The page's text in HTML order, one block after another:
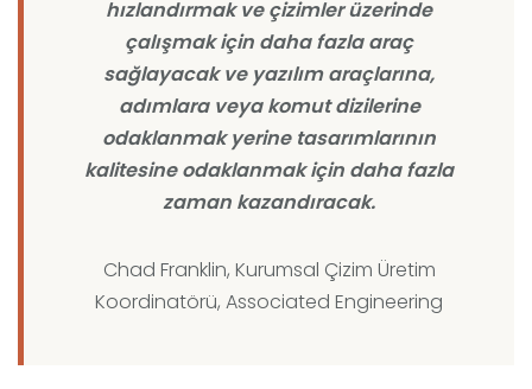
hızlandırmak ve çizimler üzerinde
çalışmak için daha fazla araç
sağlayacak ve yazılım araçlarına,
adımlara veya komut dizilerine
odaklanmak yerine tasarımlarının
kalitesine odaklanmak için daha fazla
zaman kazandıracak.
Chad Franklin, Kurumsal Çizim Üretim
Koordinatörü, Associated Engineering